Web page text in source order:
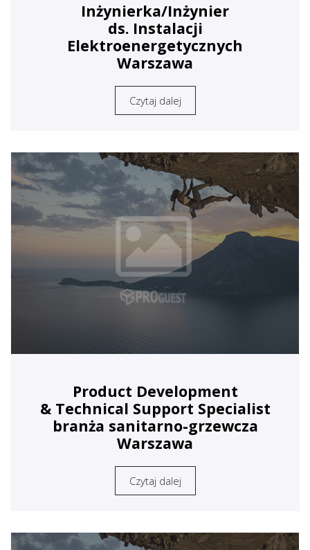
Inżynierka/Inżynier
ds. Instalacji
Elektroenergetycznych
Warszawa
Czytaj dalej
Product Development
& Technical Support Specialist
branża sanitarno-grzewcza
Warszawa
Czytaj dalej